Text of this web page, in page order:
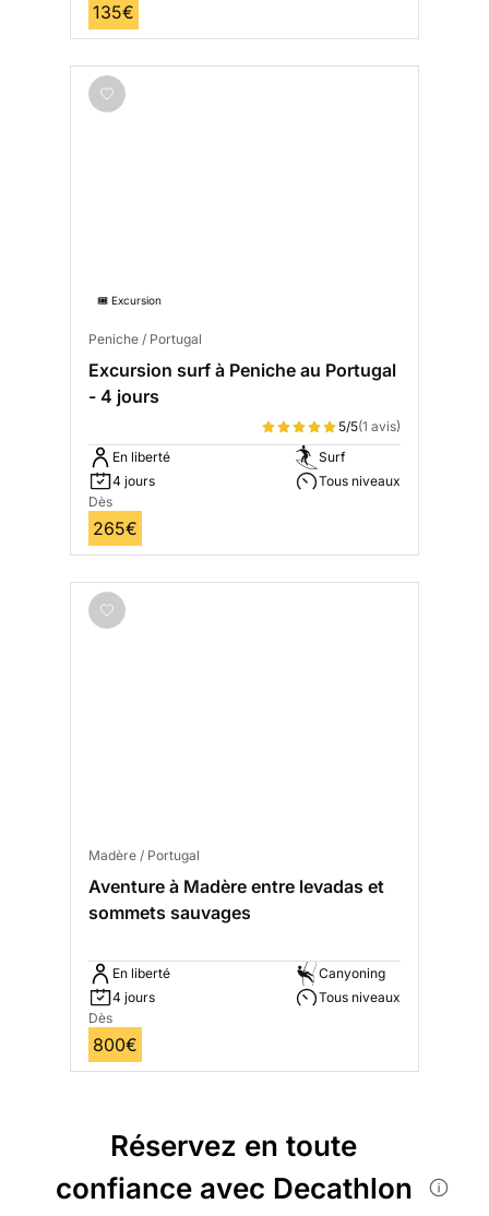
135€
🎟️ Excursion
Peniche / Portugal
Excursion surf à Peniche au Portugal
- 4 jours
5/5(1 avis)
En liberté
4 jours
Surf
Tous niveaux
Dès
265€
Madère / Portugal
Aventure à Madère entre levadas et
sommets sauvages
En liberté
4 jours
Canyoning
Tous niveaux
Dès
800€
Réservez en toute
confiance avec Decathlon